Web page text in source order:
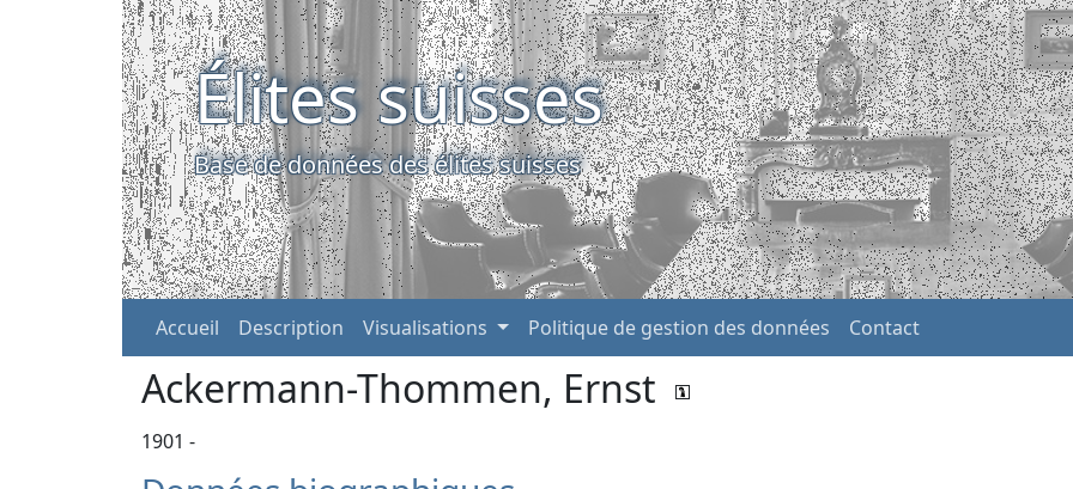
Élites suisses
Base de données des élites suisses
Accueil Description Visualisations Politique de gestion des données Contact
Ackermann-Thommen, Ernst
1901 -